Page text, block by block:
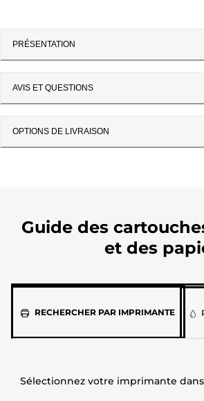
PRÉSENTATION
AVIS ET QUESTIONS
OPTIONS DE LIVRAISON
Guide des
et des
RECHERCHER PAR IMPRIMANTE
votre
liste
Sélectionnez votre imprimante